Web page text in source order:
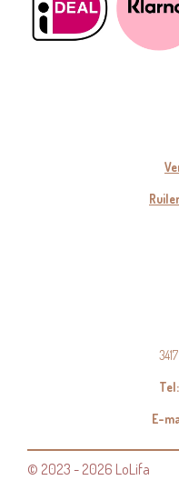
Tel:
E-
© 2023 - 2026 LoLifa